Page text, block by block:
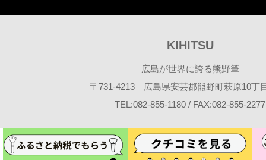
KIHITSU
広島が世界に誇る熊野筆
〒731-4213 広島県安芸郡熊野町萩原10丁
TEL:082-855-1180 / FAX:082-855-2277